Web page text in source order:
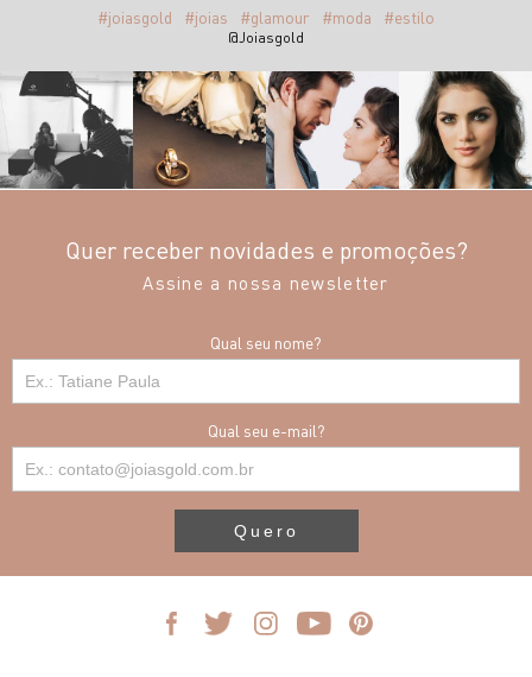
#joiasgold #joias #glamour #moda #estilo
@Joiasgold
Quer receber novidades e promoções?
Assine a nossa newsletter
Qual seu nome?
Qual seu e-mail?
Quero